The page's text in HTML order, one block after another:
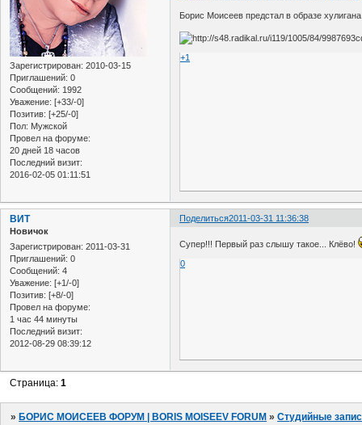
Зарегистрирован: 2010-03-15
Приглашений: 0
Сообщений: 1992
Уважение: [+33/-0]
Позитив: [+25/-0]
Пол: Мужской
Провел на форуме:
20 дней 18 часов
Последний визит:
2016-02-05 01:11:51
Борис Моисеев предстал в образе
+1
Поделиться2011-03-31 11:36:38
ВИТ
Новичок
Зарегистрирован: 2011-03-31
Приглашений: 0
Сообщений: 4
Уважение: [+1/-0]
Позитив: [+8/-0]
Провел на форуме:
1 час 44 минуты
Последний визит:
2012-08-29 08:39:12
Супер!!! Первый раз слышу такое... Клёво!
0
Страница:1
» БОРИС МОИСЕЕВ ФОРУМ | BORIS MOISEEV FORUM »Студийные